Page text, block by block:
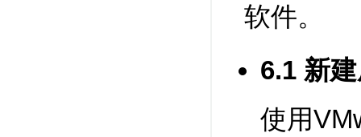
软件。
6.1 新
使用